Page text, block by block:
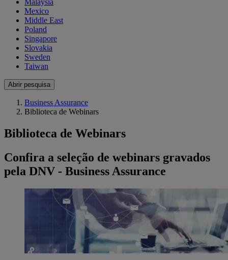
Malaysia
Mexico
Middle East
Poland
Singapore
Slovakia
Sweden
Taiwan
Abrir pesquisa
Business Assurance
Biblioteca de Webinars
Biblioteca de Webinars
Confira a seleção de webinars gravados
pela DNV - Business Assurance